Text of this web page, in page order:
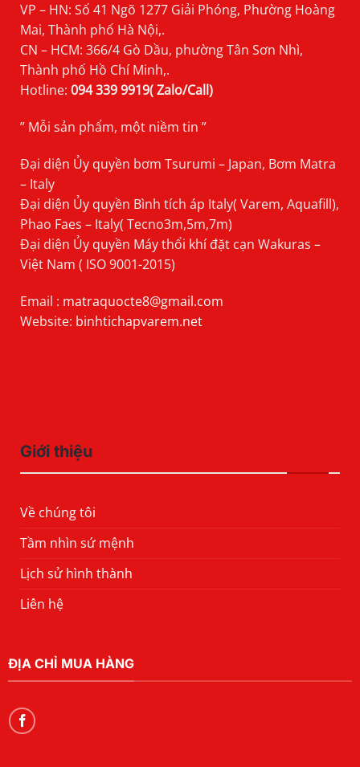
VP – HN: Số 41 Ngõ 1277 Giải Phóng, Phường Hoàng
Mai, Thành phố Hà Nội,.
CN – HCM: 366/4 Gò Dầu, phường Tân Sơn Nhì,
Thành phố Hồ Chí Minh,.
Hotline: 094 339 9919( Zalo/Call)
” Mỗi sản phẩm, một niềm tin ”
Đại diện Ủy quyền bơm Tsurumi – Japan, Bơm Matra
– Italy
Đại diện Ủy quyền Bình tích áp Italy( Varem, Aquafill),
Phao Faes – Italy( Tecno3m,5m,7m)
Đại diện Ủy quyền Máy thổi khí đặt cạn Wakuras –
Việt Nam ( ISO 9001-2015)
Email : matraquocte8@gmail.com
Website: binhtichapvarem.net
Giới thiệu
Về chúng tôi
Tầm nhìn sứ mệnh
Lịch sử hình thành
Liên hệ
ĐỊA CHỈ MUA HÀNG